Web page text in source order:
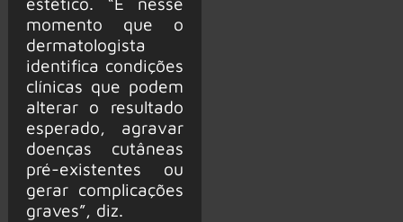
momento que o
dermatologista
identifica condições
clínicas que podem
alterar o resultado
esperado, agravar
doenças cutâneas
pré-existentes ou
gerar complicações
graves”, diz.